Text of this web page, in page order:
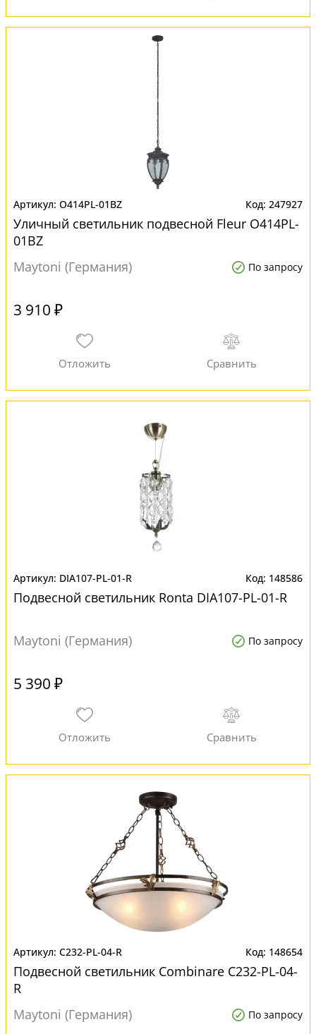
O414PL-01BZ 247927
Уличный светильник подвесной Fleur O414PL-
01BZ
Maytoni (Германия)
По запросу
3 910 ₽
DIA107-PL-01-R 148586
Подвесной светильник Ronta DIA107-PL-01-R
Maytoni (Германия) По запросу
5 390 ₽
C232-PL-04-R 148654
Подвесной светильник Combinare C232-PL-04-
R
Maytoni (Германия)
По запросу